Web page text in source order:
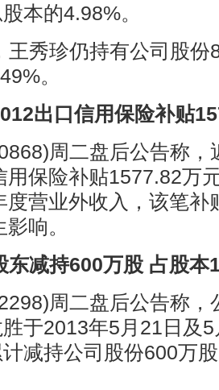
本的4.98%。
王秀珍仍持有公司股份
。
出口信用保险补贴
周二盘后公告称，
用保险补贴1577.82万
度营业外收入，该笔补
响。
东减持600万股 占股本
周二盘后公告称，
于2013年5月21日及
减持公司股份600万